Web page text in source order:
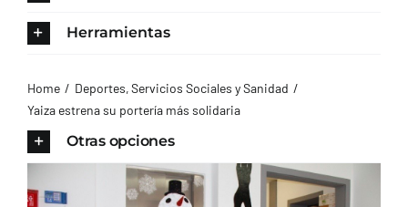
AYUNTAMIENTO
TURISMO
Herramientas
Home Deportes Servicios Sociales y Sanidad
Yaiza estrena su portería más solidaria
Otras opciones